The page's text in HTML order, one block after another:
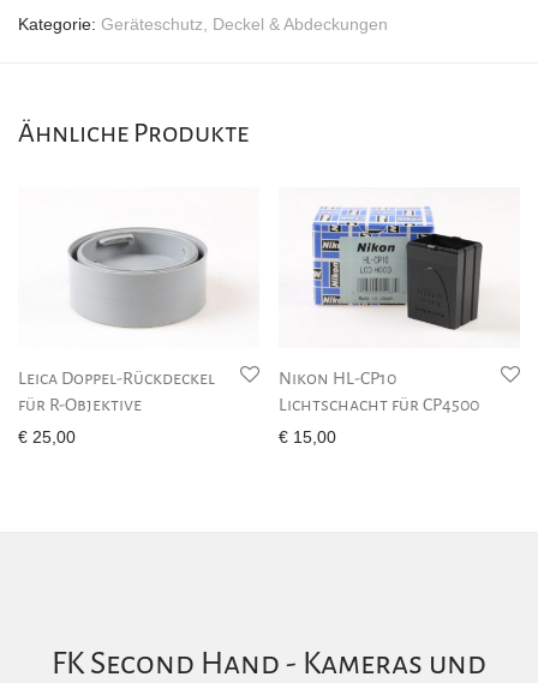
Kategorie: Geräteschutz, Deckel & Abdeckungen
Ähnliche Produkte
Leica Doppel-Rückdeckel
für R-Objektive
€ 25,00
Nikon HL-CP10
Lichtschacht für CP4500
€ 15,00
FK Second Hand - Kameras und